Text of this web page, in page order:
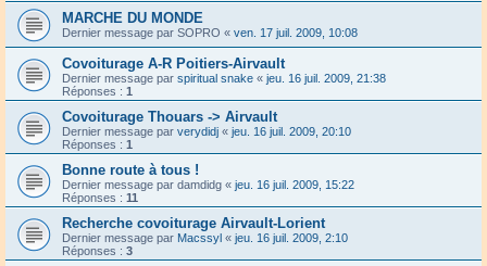
MARCHE DU MONDE
Dernier message par SOPRO « ven. 17 juil. 2009, 10:08
Covoiturage A-R Poitiers-Airvault
Dernier message par spiritual snake « jeu. 16 juil. 2009, 21:38
Réponses : 1
Covoiturage Thouars -> Airvault
Dernier message par verydidj « jeu. 16 juil. 2009, 20:10
Réponses : 1
Bonne route à tous !
Dernier message par damdidg « jeu. 16 juil. 2009, 15:22
Réponses : 11
Recherche covoiturage Airvault-Lorient
Dernier message par Macssyl « jeu. 16 juil. 2009, 2:10
Réponses : 3